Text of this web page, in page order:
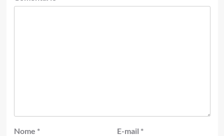
Nome * E-mail *